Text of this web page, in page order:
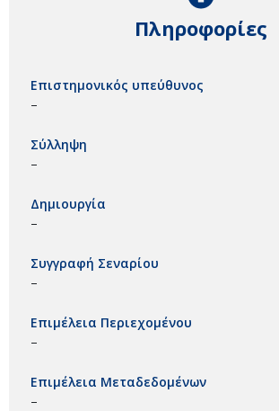
Πληροφορίες
Επιστημονικός υπεύθυνος
–
Σύλληψη
–
Δημιουργία
–
Συγγραφή Σεναρίου
–
Επιμέλεια Περιεχομένου
–
Επιμέλεια Μεταδεδομένων
–